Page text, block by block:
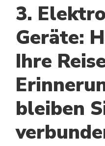
3.
Geräte:
Ihre
bleiben